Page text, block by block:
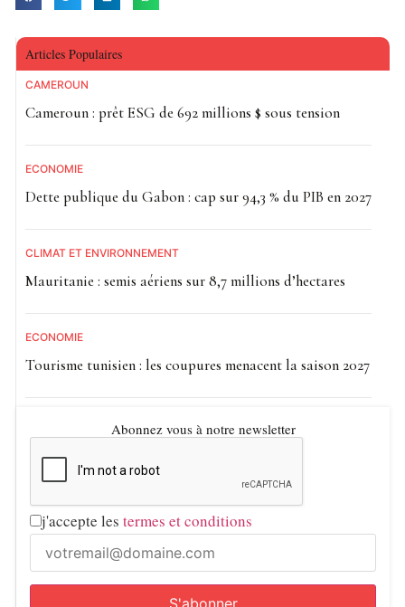
Articles Populaires
CAMEROUN
Cameroun : prêt ESG de 692 millions $ sous tension
ECONOMIE
Dette publique du Gabon : cap sur 94,3 % du PIB en 2027
CLIMAT ET ENVIRONNEMENT
Mauritanie : semis aériens sur 8,7 millions d’hectares
ECONOMIE
Tourisme tunisien : les coupures menacent la saison 2027
Abonnez vous à notre newsletter
j'accepte les termes et conditions